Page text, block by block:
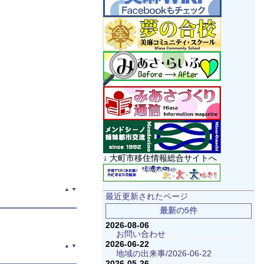
▲ ▼
▲ ▼
↓ 大町市移住情報総合サイトへ
最近更新されたページ
最新の5件
2026-08-06
お問い合わせ
2026-06-22
地域の出来事/2026-06-22